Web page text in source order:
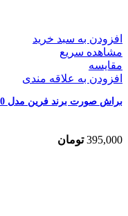
افزودن به سبد خرید
مشاهده سریع
مقایسه
افزودن به علاقه مندی
براش صورت برند فرین مدل M50
395,000 تومان